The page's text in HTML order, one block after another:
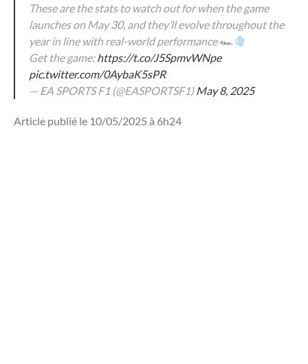
These are the stats to watch out for when the game
launches on May 30, and they’ll evolve throughout the
year in line with real-world performance 🏎
Get the game:https://t.co/J5SpmvWNpe
pic.twitter.com/0AybaK5sPR
— EA SPORTS F1 (@EASPORTSF1)May 8, 2025
Article publié le 10/05/2025 à 6h24